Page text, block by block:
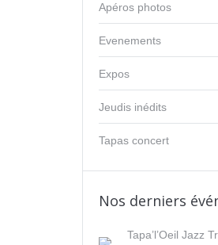
Apéros photos
Evenements
Expos
Jeudis inédits
Tapas concert
Nos derniers
Tapa’l’Oeil Jazz